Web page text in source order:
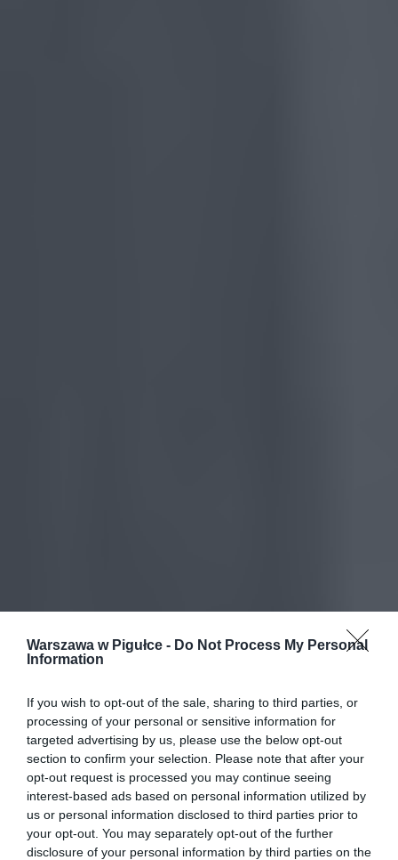
Warszawa w Pigułce - Do Not Process My Personal
Information
If you wish to opt-out of the sale, sharing to third parties, or
processing of your personal or sensitive information for
targeted advertising by us, please use the below opt-out
section to confirm your selection. Please note that after your
opt-out request is processed you may continue seeing
interest-based ads based on personal information utilized by
us or personal information disclosed to third parties prior to
your opt-out. You may separately opt-out of the further
disclosure of your personal information by third parties on the